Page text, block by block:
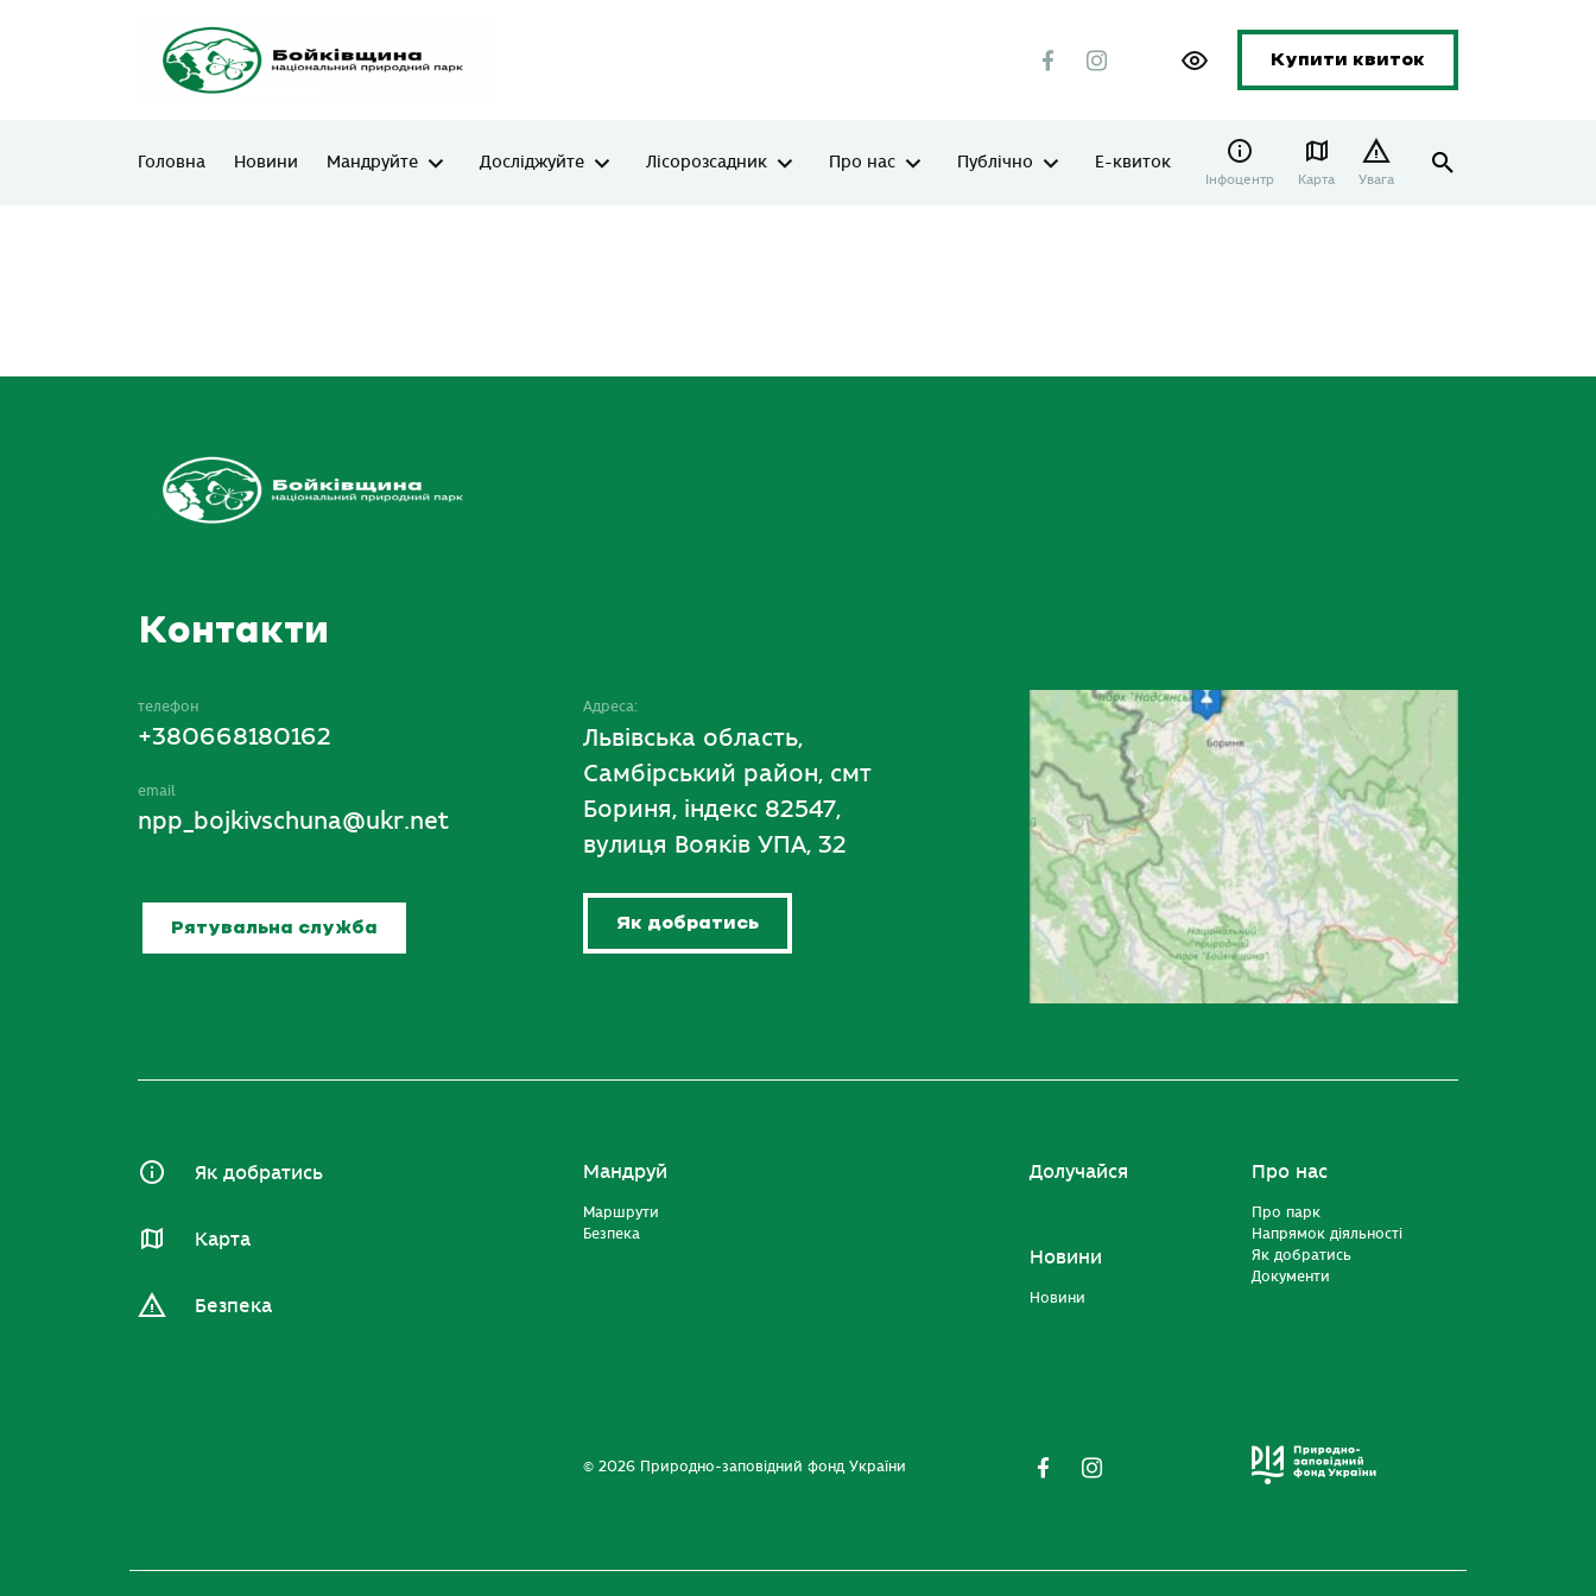
Купити квиток
Головна Новини Мандруйте Досліджуйте Лісорозсадник Про нас Публічно Е-квиток
Інфоцентр Карта Увага
Контакти
телефон
+380668180162
email
npp_bojkivschuna@ukr.net
Рятувальна служба
Адреса:
Львівська область,
Самбірський район, смт
Бориня, індекс 82547,
вулиця Вояків УПА, 32
Як добратись
Як добратись
Карта
Безпека
Мандруй
Маршрути
Безпека
Долучайся
Новини
Новини
Про нас
Про парк
Напрямок діяльності
Як добратись
Документи
© 2026 Природно-заповідний фонд України